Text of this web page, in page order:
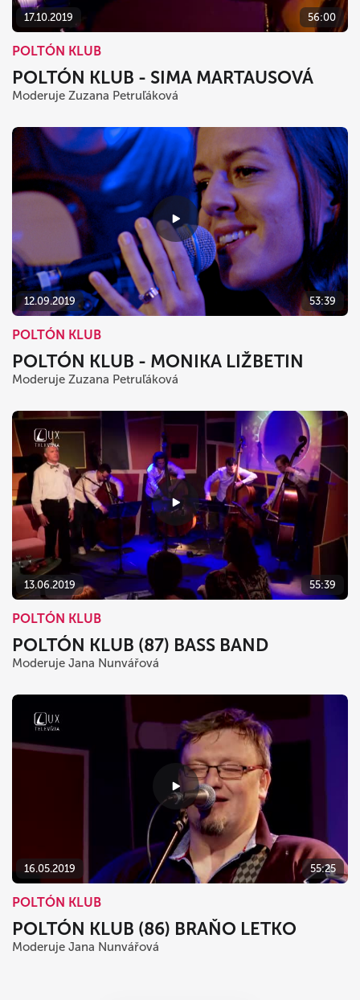
17.10.2019 56:00
POLTÓN KLUB
POLTÓN KLUB - SIMA MARTAUSOVÁ
Moderuje Zuzana Petruľáková
12.09.2019 53:39
POLTÓN KLUB
POLTÓN KLUB - MONIKA LIŽBETIN
Moderuje Zuzana Petruľáková
13.06.2019 55:39
POLTÓN KLUB
POLTÓN KLUB (87) BASS BAND
Moderuje Jana Nunvářová
16.05.2019 55:25
POLTÓN KLUB
POLTÓN KLUB (86) BRAŇO LETKO
Moderuje Jana Nunvářová